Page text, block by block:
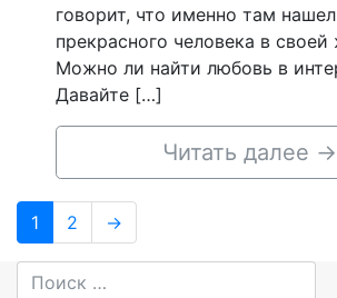
говорит, что именно там
прекрасного человека в своей
Можно ли найти любовь в
Давайте […]
Читать далее →
Навигация
по
записям
Page
1 Page
2 →